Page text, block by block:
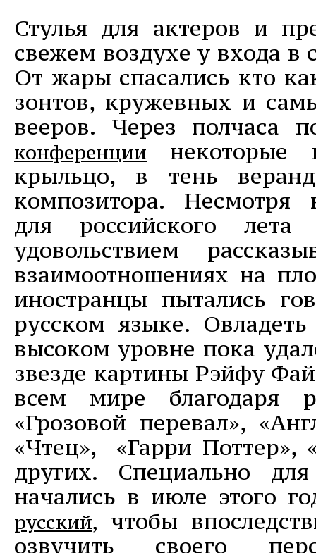
Стулья для актеров и
свежем воздухе у входа в
От жары спасались кто
зонтов, кружевных и
вееров. Через полчаса
конференции
некоторые
крыльцо, в тень
композитора. Несмотря
для российского
удовольствием
взаимоотношениях на
иностранцы пытались
русском языке.
высоком уровне пока
звезде картины Рэйфу
всем мире благодаря
«Грозовой перевал»,
«Чтец», «Гарри Поттер»,
других. Специально
начались в июле этого
русский,
чтобы
озвучить своего